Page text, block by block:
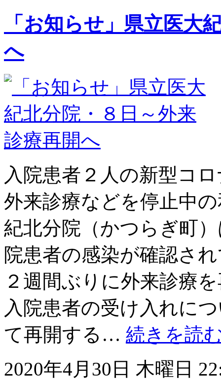
「お知らせ」県立医大
へ
入院患者２人の新型コ
外来診療などを停止中
紀北分院（かつらぎ町
院患者の感染が確認さ
２週間ぶりに外来診療
入院患者の受け入れに
て再開する… 続きを読
2020年4月30日 木曜日